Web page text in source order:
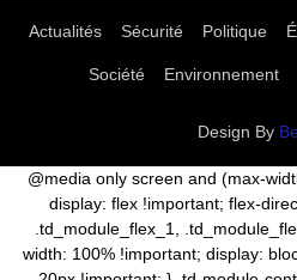
Actualités Sécurité Politique
Société Environnement
Design By
@media only screen and (max-
display: flex !important; flex-
.td_module_flex_1,
width: 100% !important; display: